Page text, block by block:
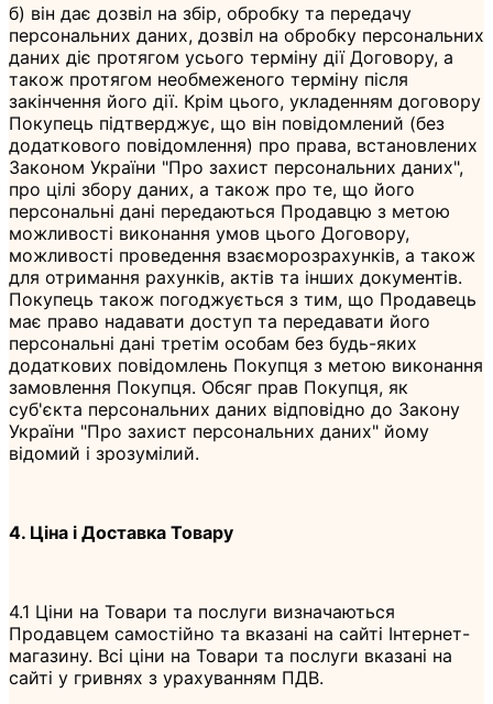
б) він дає дозвіл на збір, обробку та передачу
персональних даних, дозвіл на обробку персональних
даних діє протягом усього терміну дії Договору, а
також протягом необмеженого терміну після
закінчення його дії. Крім цього, укладенням договору
Покупець підтверджує, що він повідомлений (без
додаткового повідомлення) про права, встановлених
Законом України "Про захист персональних даних",
про цілі збору даних, а також про те, що його
персональні дані передаються Продавцю з метою
можливості виконання умов цього Договору,
можливості проведення взаєморозрахунків, а також
для отримання рахунків, актів та інших документів.
Покупець також погоджується з тим, що Продавець
має право надавати доступ та передавати його
персональні дані третім особам без будь-яких
додаткових повідомлень Покупця з метою виконання
замовлення Покупця. Обсяг прав Покупця, як
суб'єкта персональних даних відповідно до Закону
України "Про захист персональних даних" йому
відомий і зрозумілий.
4. Ціна і Доставка Товару
4.1 Ціни на Товари та послуги визначаються
Продавцем самостійно та вказані на сайті Інтернет-
магазину. Всі ціни на Товари та послуги вказані на
сайті у гривнях з урахуванням ПДВ.